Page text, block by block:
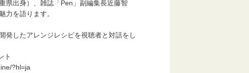
身）、雑誌「Pen」副編集長近藤智
語ります。
アレンジレシピを視聴者と対話をし
ト
?hl=ja